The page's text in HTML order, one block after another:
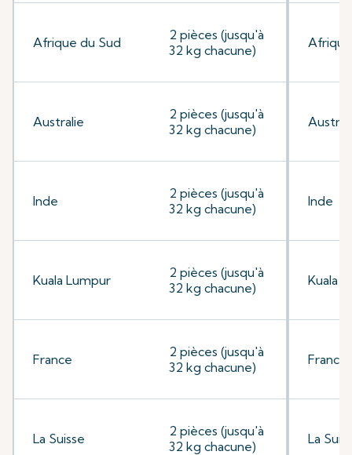
Afrique du Sud
2 pièces (jusqu'à
32 kg chacune)
Australie
2 pièces (jusqu'à
32 kg chacune)
Inde
2 pièces (jusqu'à
32 kg chacune)
Kuala Lumpur
2 pièces (jusqu'à
32 kg chacune)
France
2 pièces (jusqu'à
32 kg chacune)
La Suisse
2 pièces (jusqu'à
32 kg chacune)
Inde
Kuala
France
La